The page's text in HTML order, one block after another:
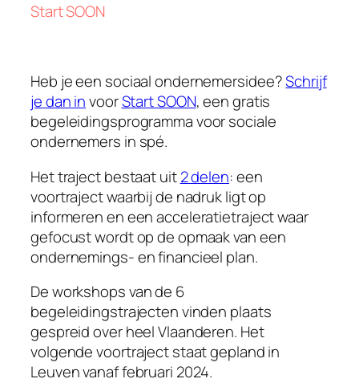
Start SOON
Heb je een sociaal ondernemersidee?Schrijf
je dan invoorStart SOON, een gratis
begeleidingsprogramma voor sociale
ondernemers in spé.
Het traject bestaat uit2 delen: een
voortraject waarbij de nadruk ligt op
informeren en een acceleratietraject waar
gefocust wordt op de opmaak van een
ondernemings- en financieel plan.
De workshops van de 6
begeleidingstrajecten vinden plaats
gespreid over heel Vlaanderen. Het
volgende voortraject staat gepland in
Leuven vanaf februari 2024.